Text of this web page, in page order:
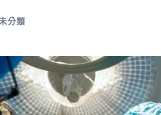
分類